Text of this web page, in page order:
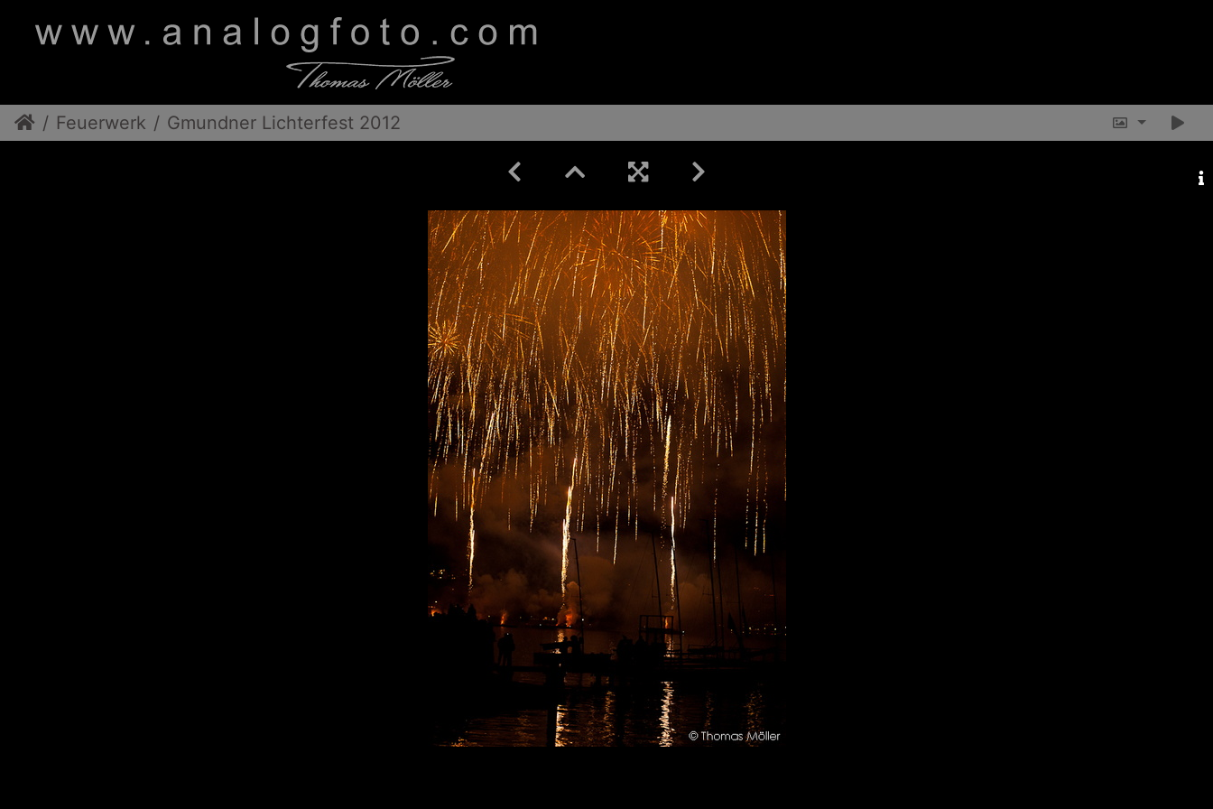
Feuerwerk Gmundner Lichterfest 2012